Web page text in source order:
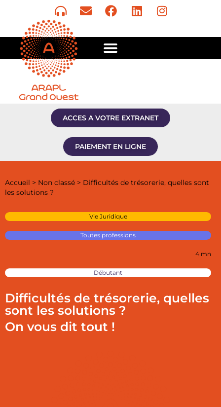
ACCES A VOTRE EXTRANET
PAIEMENT EN LIGNE
Accueil > Non classé > Difficultés de trésorerie, quelles sont
les solutions ?
Vie Juridique
Toutes professions
4 mn
Débutant
Difficultés de trésorerie, quelles
sont les solutions ?
On vous dit tout !